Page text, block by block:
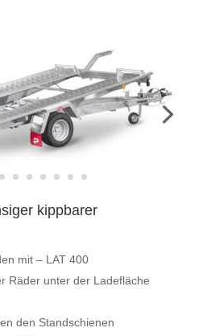
kippbarer
mit – LAT 400
Räder unter der Ladefläche
den Standschienen